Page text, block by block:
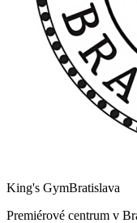
King's GymBratislava
Premiérové centrum v